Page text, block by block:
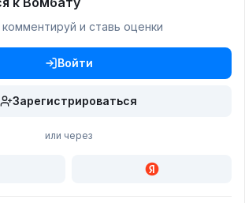
и ставь оценки
Войти
Зарегистрироваться
или через